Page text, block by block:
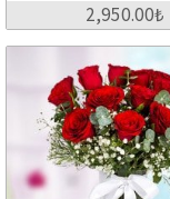
2,950.00₺